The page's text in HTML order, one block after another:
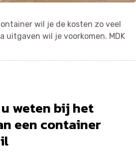
wil je de kosten zo veel
uitgaven wil je voorkomen. MDK
weten bij het
een container